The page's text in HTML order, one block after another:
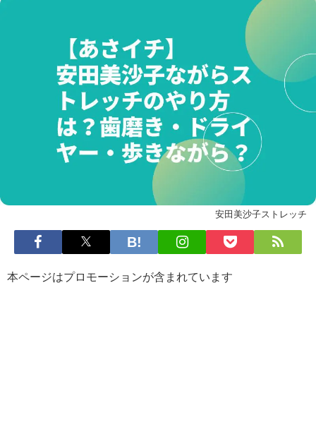
安田美沙子ストレッチ
本ページはプロモーションが含まれています